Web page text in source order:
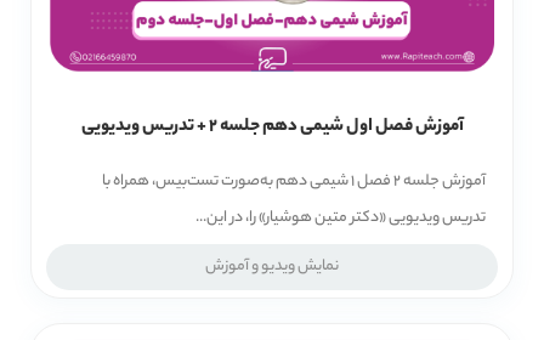
آموزش فصل اول شیمی دهم جلسه 2 + تدریس ویدیویی
آموزش جلسه 2 فصل 1 شیمی دهم به‌صورت تست‌بیس، همراه با
تدریس ویدیویی «دکتر متین هوشیار» را، در این...
نمایش ویدیو و آموزش